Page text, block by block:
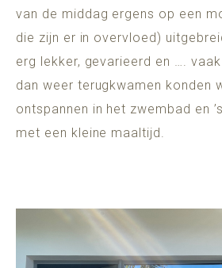
van de middag ergens op een
die zijn er in overvloed)
erg lekker, gevarieerd en ….
dan weer terugkwamen konden
ontspannen in het zwembad en
met een kleine maaltijd.